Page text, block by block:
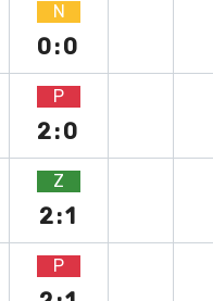
N
0:0
P
2:0
Z
2:1
P